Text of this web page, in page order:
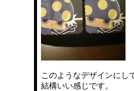
このようなデザインにし
結構いい感じです。